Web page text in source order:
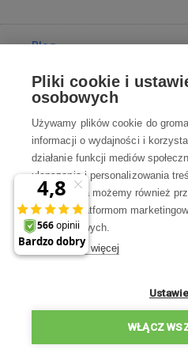
Blog
Poradnia
Wszystko o zakupach
Kontakt
Skontaktuj się z Nami
Pon-Pt
WSZYSTKIE KONTAKTY
Pliki cookie i
osobowych
Używamy plików cookie do
informacji o wydajności i
działanie funkcji mediów
ulepszania i personalizowania
użytkownika możemy również
osobowe platformom
marketingowych.
Dowiedz się więcej
WŁĄCZ